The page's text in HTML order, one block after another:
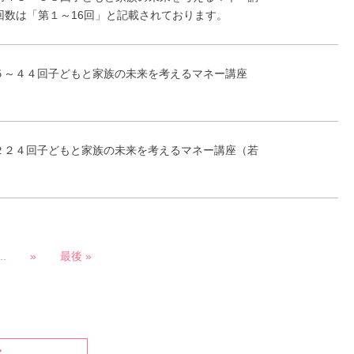
は「第１～16回」と記載されております。
４４回子どもと家族の未来を考えるマネー講座
４回子どもと家族の未来を考えるマネー講座（若
» 最後 »